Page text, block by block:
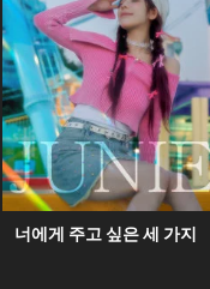
너에게 주고 싶은 세 가지